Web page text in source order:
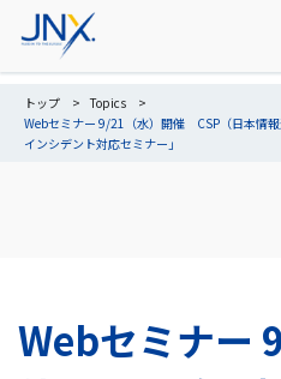
トップ
Topics
Webセミナー 9/21（水）開催 CSP（日本情
インシデント対応セミナー」
Webセミナー